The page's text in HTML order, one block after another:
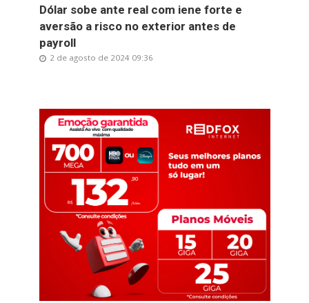
Dólar sobe ante real com iene forte e
aversão a risco no exterior antes de
payroll
2 de agosto de 2024 09:36